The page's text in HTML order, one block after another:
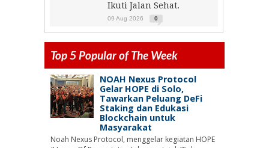
Ikuti Jalan Sehat.
09 Aug 2026 0
Top 5 Popular of The Week
NOAH Nexus Protocol
Gelar HOPE di Solo,
Tawarkan Peluang DeFi
Staking dan Edukasi
Blockchain untuk
Masyarakat
Noah Nexus Protocol, menggelar kegiatan HOPE